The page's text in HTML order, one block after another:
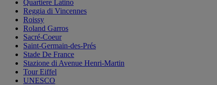
Quartiere Latino
Reggia di Vincennes
Roissy
Roland Garros
Sacré-Coeur
Saint-Germain-des-Prés
Stade De France
Stazione di Avenue Henri-Martin
Tour Eiffel
UNESCO